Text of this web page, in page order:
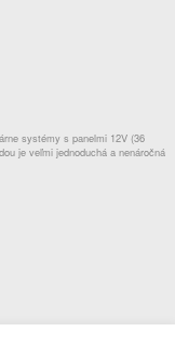
systémy s panelmi 12V (36
je veľmi jednoduchá a nenáročná